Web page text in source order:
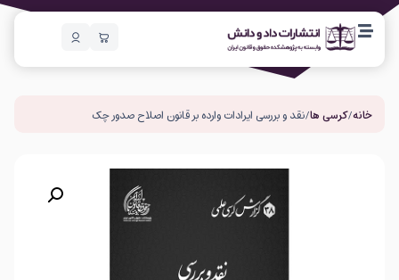
خانه/کرسی ها/ نقد و بررسی ایرادات وارده بر قانون اصلاح صدور چک